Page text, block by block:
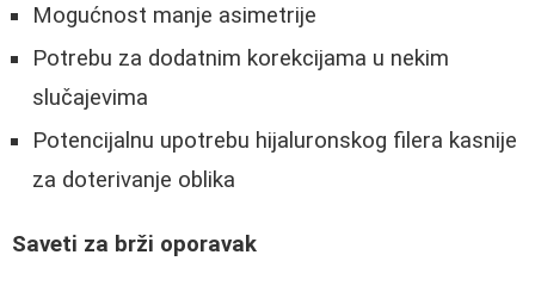
Mogućnost manje asimetrije
Potrebu za dodatnim korekcijama u nekim
slučajevima
Potencijalnu upotrebu hijaluronskog filera kasnije
za doterivanje oblika
Saveti za brži oporavak